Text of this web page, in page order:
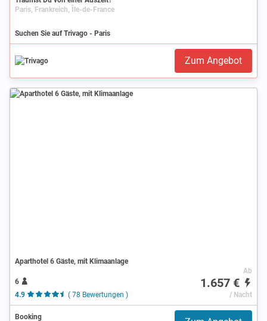
Paris, Frankreich, Île-de-France
Suchen Sie auf Trivago - Paris
Zum Angebot
Aparthotel 6 Gäste, mit Klimaanlage
6
4.9
( 78 Bewertungen )
Ab
1.657 €
/ Nacht
Booking